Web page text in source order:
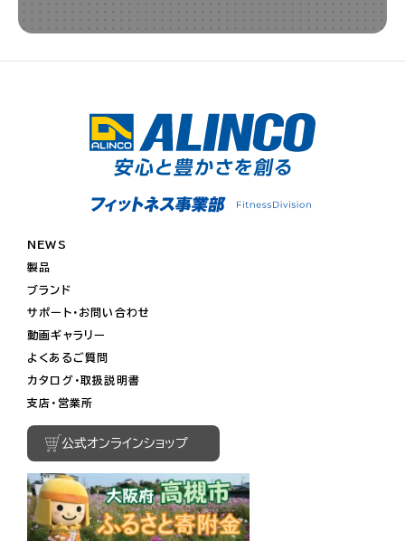
NEWS
製品
ブランド
サポート・お問い合わせ
動画ギャラリー
よくあるご質問
カタログ・取扱説明書
支店・営業所
公式オンラインショップ